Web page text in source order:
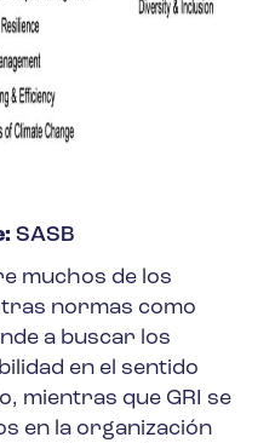
SASB
muchos de los
normas como
a buscar los
en el sentido
mientras que GRI se
en la organización